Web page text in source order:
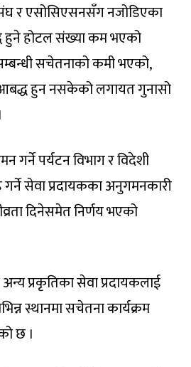
र एसोसिएसनसँग नजोडिएका
हुने होटल संख्या कम भएको
सचेतनाको कमी भएको,
आबद्ध हुन नसकेको लगायत गुनासो
पर्यटन विभाग र विदेशी
गर्ने सेवा प्रदायकका अनुगमनकारी
दिनेसमेत निर्णय भएको
प्रकृतिका सेवा प्रदायकलाई
स्थानमा सचेतना कार्यक्रम
छ ।